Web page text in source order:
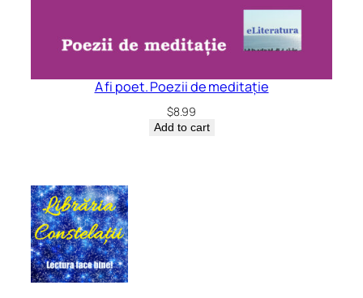
A fi poet. Poezii de meditație
$8.99
Add to cart